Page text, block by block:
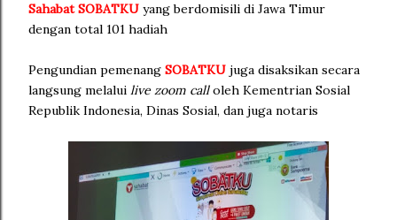
Sahabat SOBATKU yang berdomisili di Jawa Timur
dengan total 101 hadiah
Pengundian pemenang SOBATKU juga disaksikan secara
langsung melalui live zoom calloleh Kementrian Sosial
Republik Indonesia, Dinas Sosial, dan juga notaris